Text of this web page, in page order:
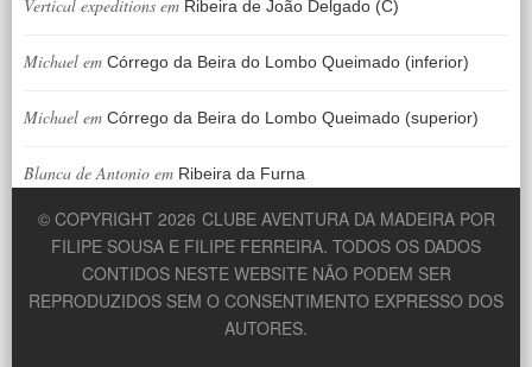
Vertical expeditions em Ribeira de João Delgado (C)
Michael em Córrego da Beira do Lombo Queimado (inferior)
Michael em Córrego da Beira do Lombo Queimado (superior)
Blanca de Antonio em Ribeira da Furna
© COPYRIGHT 2026 CLUBE AVENTURA DA MADEIRA POR
FILIPE SOUSA E FILIPE FERREIRA. TODOS OS DADOS
CONTIDOS NESTE WEBSITE NÃO PODEM SER
REPRODUZIDOS SEM O CONSENTIMENTO EXPRESSO DOS
AUTORES.